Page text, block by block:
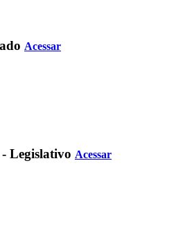
Acessar
Legislativo Acessar